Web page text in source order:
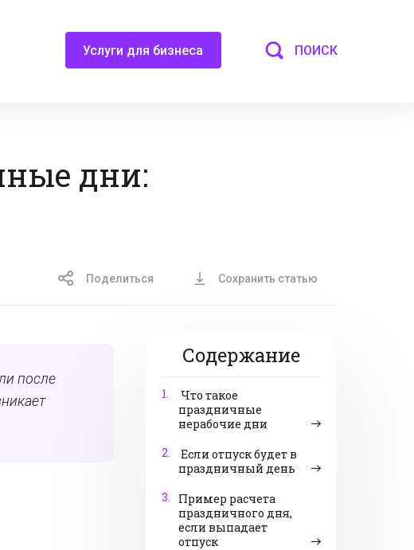
Услуги для бизнеса ПОИСК
дни:
Поделиться Сохранить статью
Содержание
1.
Что такое
праздничные
нерабочие дни
2.
Если отпуск будет в
праздничный день
3.
Пример расчета
праздничного дня,
если выпадает
отпуск
после